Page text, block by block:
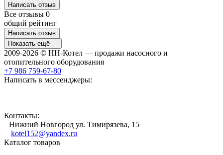
Написать отзыв
Все отзывы 0
общий рейтинг
Написать отзыв
Показать ещё
2009-2026 © НН-Котел — продажи насосного и
отопительного оборудования
+7 986 759-67-80
Написать в мессенджеры:
Контакты:
Нижний Новгород ул. Тимирязева, 15
kotel152@yandex.ru
Каталог товаров